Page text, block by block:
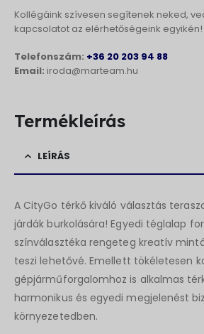
Kollégáink szívesen segítenek neked,
kapcsolatot az elérhetőségeink egyikén!
Telefonszám: +36 20 203 94 88
Email: iroda@marteam.hu
Termékleírás
LEÍRÁS
A CityGo térkő kiváló választás
járdák burkolására! Egyedi téglalap
színválasztéka rengeteg kreatív
teszi lehetővé. Emellett tökéletesen
gépjárműforgalomhoz is alkalmas
harmonikus és egyedi megjelenést
környezetedben.